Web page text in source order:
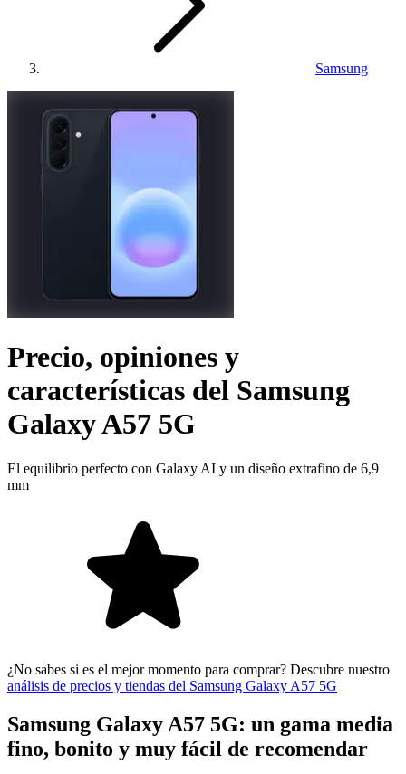
Samsung
Precio, opiniones y
características del Samsung
Galaxy A57 5G
El equilibrio perfecto con Galaxy AI y un diseño extrafino de 6,9
mm
¿No sabes si es el mejor momento para comprar? Descubre nuestro
análisis de precios y tiendas del Samsung Galaxy A57 5G
Samsung Galaxy A57 5G: un gama media
fino, bonito y muy fácil de recomendar